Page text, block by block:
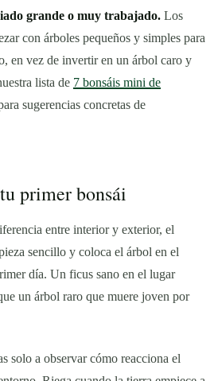
grande o muy trabajado. Los
con árboles pequeños y simples para
en vez de invertir en un árbol caro y
lista de 7 bonsáis mini de
sugerencias concretas de
primer bonsái
entre interior y exterior, el
sencillo y coloca el árbol en el
día. Un ficus sano en el lugar
un árbol raro que muere joven por
solo a observar cómo reacciona el